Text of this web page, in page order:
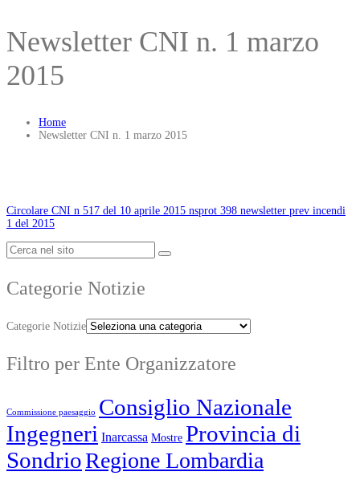
Newsletter CNI n. 1 marzo
2015
Home
Newsletter CNI n. 1 marzo 2015
Circolare CNI n 517 del 10 aprile 2015 nsprot 398 newsletter prev incendi
1 del 2015
Categorie Notizie
Categorie Notizie
Filtro per Ente Organizzatore
Commissione paesaggio Consiglio Nazionale
Ingegneri Inarcassa Mostre Provincia di
SondrioRegione Lombardia